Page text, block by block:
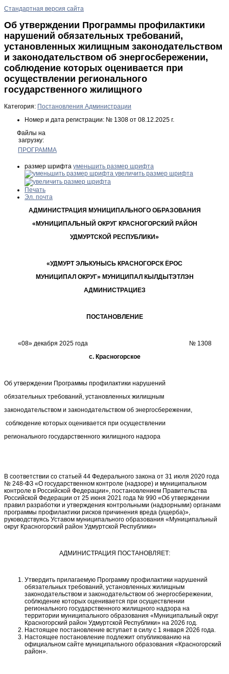
Стандартная версия сайта
Об утверждении Программы профилактики
нарушений обязательных требований,
установленных жилищным законодательством
и законодательством об энергосбережении,
соблюдение которых оценивается при
осуществлении регионального
государственного жилищного
Категория: Постановления Администрации
Номер и дата регистрации: № 1308 от 08.12.2025 г.
Файлы на
загрузку:
ПРОГРАММА
размер шрифта уменьшить размер шрифта
увеличить размер шрифта
Печать
Эл. почта
АДМИНИСТРАЦИЯ МУНИЦИПАЛЬНОГО ОБРАЗОВАНИЯ
«МУНИЦИПАЛЬНЫЙ ОКРУГ КРАСНОГОРСКИЙ РАЙОН
УДМУРТСКОЙ РЕСПУБЛИКИ»
«УДМУРТ ЭЛЬКУНЫСЬ КРАСНОГОРСК ЁРОС
МУНИЦИПАЛ ОКРУГ» МУНИЦИПАЛ КЫЛДЫТЭТЛЭН
АДМИНИСТРАЦИЕЗ
ПОСТАНОВЛЕНИЕ
«08» декабря 2025 года № 1308
с. Красногорское
Об утверждении Программы профилактики нарушений
обязательных требований, установленных жилищным
законодательством и законодательством об энергосбережении,
соблюдение которых оценивается при осуществлении
регионального государственного жилищного надзора
В соответствии со статьей 44 Федерального закона от 31 июля 2020 года
№ 248-ФЗ «О государственном контроле (надзоре) и муниципальном
контроле в Российской Федерации», постановлением Правительства
Российской Федерации от 25 июня 2021 года № 990 «Об утверждении
правил разработки и утверждения контрольными (надзорными) органами
программы профилактики рисков причинения вреда (ущерба)»,
руководствуясь Уставом муниципального образования «Муниципальный
округ Красногорский район Удмуртской Республики»
АДМИНИСТРАЦИЯ ПОСТАНОВЛЯЕТ:
Утвердить прилагаемую Программу профилактики нарушений
обязательных требований, установленных жилищным
законодательством и законодательством об энергосбережении,
соблюдение которых оценивается при осуществлении
регионального государственного жилищного надзора на
территории муниципального образования «Муниципальный округ
Красногорский район Удмуртской Республики» на 2026 год.
Настоящее постановление вступает в силу с 1 января 2026 года.
Настоящее постановление подлежит опубликованию на
официальном сайте муниципального образования «Красногорский
район».